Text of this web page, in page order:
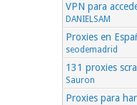
VPN para
DANIELSAM
Proxies en
seodemadrid
131 proxies
Sauron
Proxies para